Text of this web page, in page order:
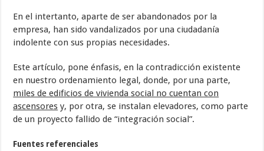
En el intertanto, aparte de ser abandonados por la
empresa, han sido vandalizados por una ciudadanía
indolente con sus propias necesidades.
Este artículo, pone énfasis, en la contradicción existente
en nuestro ordenamiento legal, donde, por una parte,
miles de edificios de vivienda social no cuentan con
ascensores y, por otra, se instalan elevadores, como parte
de un proyecto fallido de “integración social”.
Fuentes referenciales